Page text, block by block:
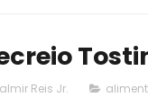
Reis Jr.